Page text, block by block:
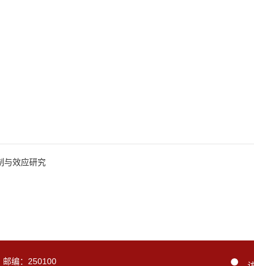
与效应研究
邮编：250100